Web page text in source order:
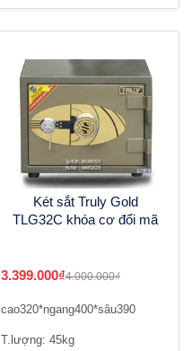
Két sắt Truly Gold
TLG32C khóa cơ đổi mã
3.399.000₫4.000.000₫
cao320*ngang400*sâu390
T.lượng: 45kg